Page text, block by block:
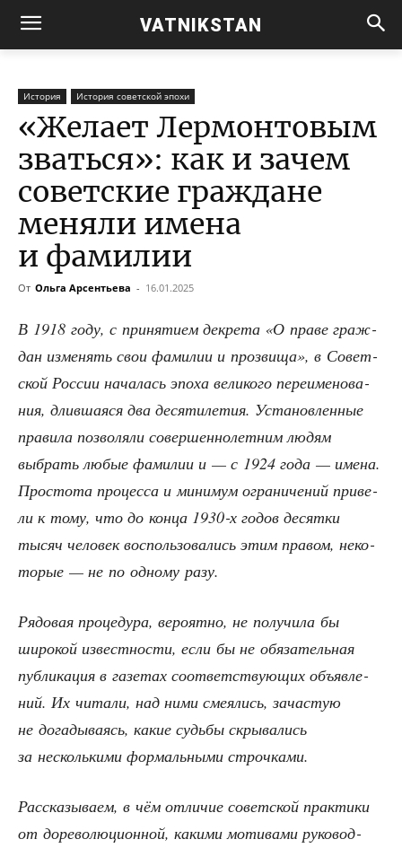
VATNIKSTAN
История История советской эпохи
«Желает Лермонтовым
зваться»: как и зачем
советские граждане
меняли имена
и фамилии
От Ольга Арсентьева - 16.01.2025
В 1918 году, с при­ня­ти­ем декре­та «О пра­ве граж­
дан изме­нять свои фами­лии и про­зви­ща», в Совет­
ской Рос­сии нача­лась эпо­ха вели­ко­го пере­име­но­ва­
ния, длив­ша­я­ся два деся­ти­ле­тия. Уста­нов­лен­ные
пра­ви­ла поз­во­ля­ли совер­шен­но­лет­ним людям
выбрать любые фами­лии и — с 1924 года — име­на.
Про­сто­та про­цес­са и мини­мум огра­ни­че­ний при­ве­
ли к тому, что до кон­ца 1930‑х годов десят­ки
тысяч чело­век вос­поль­зо­ва­лись этим пра­вом, неко­
то­рые — не по одно­му разу.
Рядо­вая про­це­ду­ра, веро­ят­но, не полу­чи­ла бы
широ­кой извест­но­сти, если бы не обя­за­тель­ная
пуб­ли­ка­ция в газе­тах соот­вет­ству­ю­щих объ­яв­ле­
ний. Их чита­ли, над ними сме­я­лись, зача­стую
не дога­ды­ва­ясь, какие судь­бы скры­ва­лись
за несколь­ки­ми фор­маль­ны­ми строчками.
Рас­ска­зы­ва­ем, в чём отли­чие совет­ской прак­ти­ки
от доре­во­лю­ци­он­ной, каки­ми моти­ва­ми руко­вод­